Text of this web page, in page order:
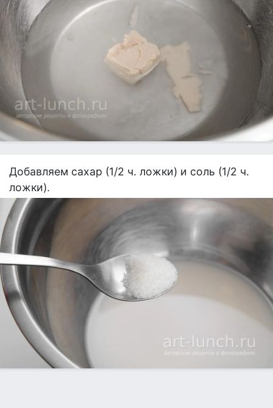
Добавляем сахар (1/2 ч. ложки) и соль (1/2 ч.
ложки).